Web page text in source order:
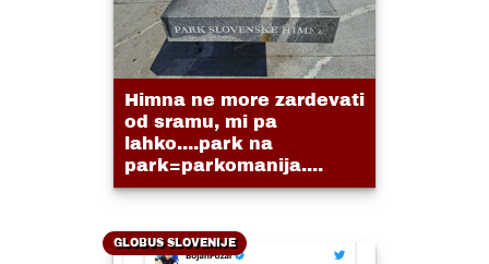
Himna ne more zardevati
od sramu, mi pa
lahko....park na
park=parkomanija....
GLOBUS SLOVENIJE